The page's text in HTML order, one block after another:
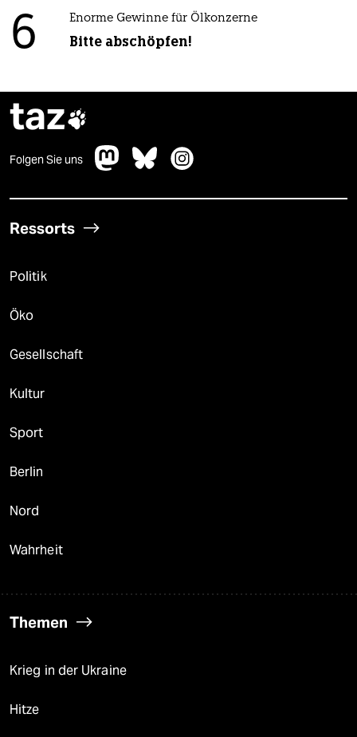
6 Enorme Gewinne für Ölkonzerne
Bitte abschöpfen!
taz
Folgen Sie uns
Ressorts
Politik
Öko
Gesellschaft
Kultur
Sport
Berlin
Nord
Wahrheit
Themen
Krieg in der Ukraine
Hitze